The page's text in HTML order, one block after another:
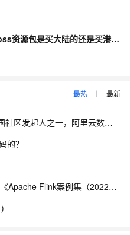
问下关于oss，服务器是香港的，oss资源包是买大陆的还是买港澳台的
最热 最新
【大咖问答】对话PostgreSQL 中国社区发起人之一，阿里云数据库高级专家 德哥
的？
【藏经阁一起读（27）】本周推荐《Apache Flink案例集（2022版）》，你有哪些心得？